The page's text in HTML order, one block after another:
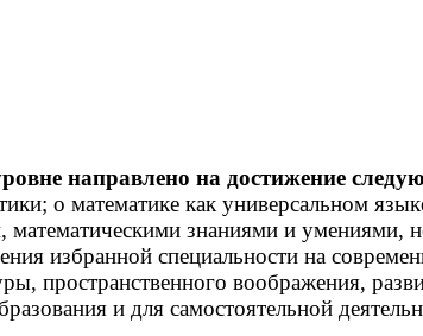
направлено на достижение
о математике как универсальном
знаниями и умениями,
избранной специальности на
пространственного воображения,
и для самостоятельной